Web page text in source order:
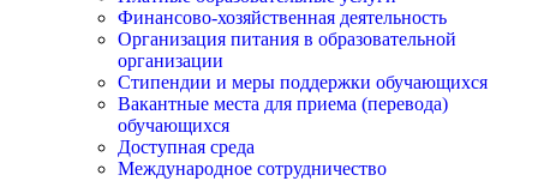
Финансово-хозяйственная деятельность
Организация питания в образовательной
организации
Стипендии и меры поддержки обучающихся
Вакантные места для приема (перевода)
обучающихся
Доступная среда
Международное сотрудничество